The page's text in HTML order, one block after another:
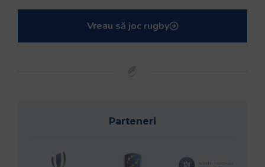
Vreau să joc rugby
Parteneri